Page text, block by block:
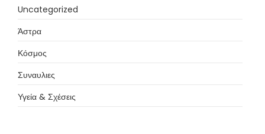
Uncategorized
Άστρα
Κόσμος
Συναυλιες
Υγεία & Σχέσεις